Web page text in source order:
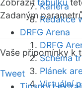
Kariéra
Redakce
DRFG Arena
DRFG
Schéma
Plánek
Virtuální
Zobrazit tabulku
Zadaným
Vaše připomínky k
Tweet